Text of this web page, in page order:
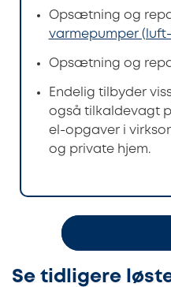
Opsætning og
varmepumper
Opsætning og
Endelig tilbyder
også tilkaldevagt
el-opgaver i
og private hjem.
Se tidligere